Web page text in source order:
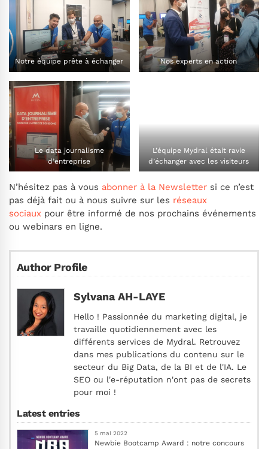
Notre équipe prête à échanger Nos experts en action
Le data journalisme
d’entreprise
L’équipe Mydral était ravie
d’échanger avec les visiteurs
N’hésitez pas à vous abonner à la Newsletter si ce n’est
pas déjà fait ou à nous suivre sur les réseaux
sociaux pour être informé de nos prochains événements
ou webinars en ligne.
Author Profile
Sylvana AH-LAYE
Hello ! Passionnée du marketing digital, je
travaille quotidiennement avec les
différents services de Mydral. Retrouvez
dans mes publications du contenu sur le
secteur du Big Data, de la BI et de l'IA. Le
SEO ou l'e-réputation n'ont pas de secrets
pour moi !
Latest entries
5 mai 2022
Newbie Bootcamp Award : notre concours